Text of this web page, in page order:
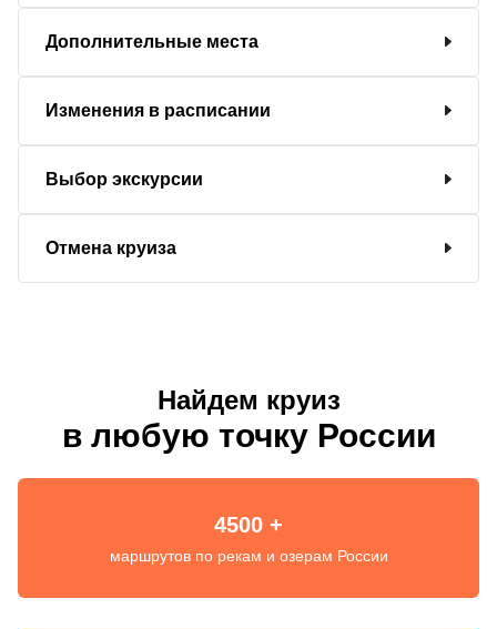
Дополнительные места
Изменения в расписании
Выбор экскурсии
Отмена круиза
Найдем круиз
в любую точку России
4500 +
маршрутов по рекам и озерам России